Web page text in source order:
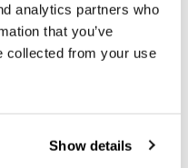
analytics partners who
that you’ve
collected from your use
Show details